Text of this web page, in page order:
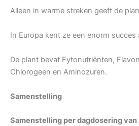
Alleen in warme streken geeft de
In Europa kent ze een enorm succes
De plant bevat Fytonutriënten,
Chlorogeen en Aminozuren.
Samenstelling
Samenstelling per dagdosering van